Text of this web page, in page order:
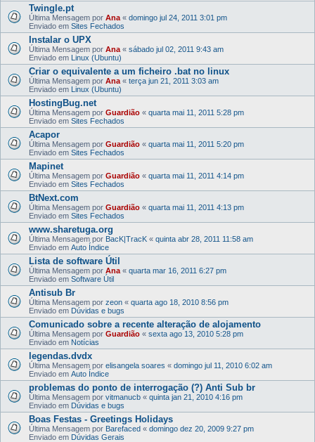
Twingle.pt
Última Mensagem por Ana « domingo jul 24, 2011 3:01 pm
Enviado em Sites Fechados
Instalar o UPX
Última Mensagem por Ana « sábado jul 02, 2011 9:43 am
Enviado em Linux (Ubuntu)
Criar o equivalente a um ficheiro .bat no linux
Última Mensagem por Ana « terça jun 21, 2011 3:03 am
Enviado em Linux (Ubuntu)
HostingBug.net
Última Mensagem por Guardião « quarta mai 11, 2011 5:28 pm
Enviado em Sites Fechados
Acapor
Última Mensagem por Guardião « quarta mai 11, 2011 5:20 pm
Enviado em Sites Fechados
Mapinet
Última Mensagem por Guardião « quarta mai 11, 2011 4:14 pm
Enviado em Sites Fechados
BtNext.com
Última Mensagem por Guardião « quarta mai 11, 2011 4:13 pm
Enviado em Sites Fechados
www.sharetuga.org
Última Mensagem por BacK|TracK « quinta abr 28, 2011 11:58 am
Enviado em Auto Índice
Lista de software Útil
Última Mensagem por Ana « quarta mar 16, 2011 6:27 pm
Enviado em Software Útil
Antisub Br
Última Mensagem por zeon « quarta ago 18, 2010 8:56 pm
Enviado em Dúvidas e bugs
Comunicado sobre a recente alteração de alojamento
Última Mensagem por Guardião « sexta ago 13, 2010 5:28 pm
Enviado em Notícias
legendas.dvdx
Última Mensagem por elisangela soares « domingo jul 11, 2010 6:02 am
Enviado em Auto Índice
problemas do ponto de interrogação (?) Anti Sub br
Última Mensagem por vitmanucb « quinta jan 21, 2010 4:16 pm
Enviado em Dúvidas e bugs
Boas Festas - Greetings Holidays
Última Mensagem por Barefaced « domingo dez 20, 2009 9:27 pm
Enviado em Dúvidas Gerais